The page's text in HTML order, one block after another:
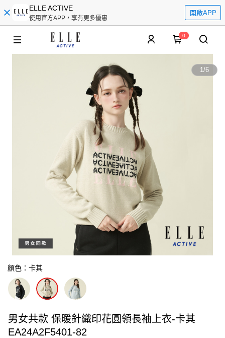
ELLE ACTIVE
使用官方APP，享有更多優惠
開啟APP
0
1/6
顏色：卡其
男女共款 保暖針織印花圓領長袖上衣-卡其
EA24A2F5401-82